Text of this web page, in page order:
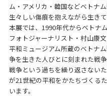
ム・アメリカ・韓国などベトナ
生々しい傷痕を抱えながら生き
本展では、1990年代からベトナ
フォトジャーナリスト・村山康
平和ミュージアム所蔵のベトナ
争を生きた人びとに刻まれた戦
戦争という過ちを繰り返さない
が21世紀の平和をかたちづくる
います。